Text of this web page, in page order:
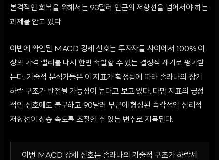
본격적인 회복을 위해서는 93달러 인근의 저항선을 넘어서야 하는
과제를 안고 있다.
이번에 확인된 MACD 강세 신호는 투자자들 사이에서 100% 이
상의 가격 랠리를 다시 한번 촉발할 수 있는 결정적 계기로 평가받
는다. 기술적 분석가들은 이 지표가 확정됨에 따라 솔라나의 장기
하락 구조가 반전될 가능성이 높다고 보고 있다. 다만 지표의 긍정
적인 신호에도 불구하고 90달러 부근에 형성된 즉각적인 심리적
저항선이 상승 속도를 조절할 수 있는 변수로 지목된다.
이번 MACD 강세 신호는 솔라나의 기술적 구조가 하락세